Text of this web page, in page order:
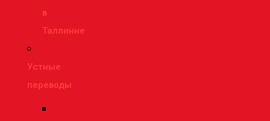
в
Таллинне
Устные
переводы